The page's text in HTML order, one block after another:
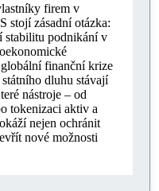
firem v
stojí zásadní otázka:
stabilitu podnikání v
finanční krize
dluhu stávají
nástroje – od
tokenizaci aktiv a
nejen ochránit
nové možnosti